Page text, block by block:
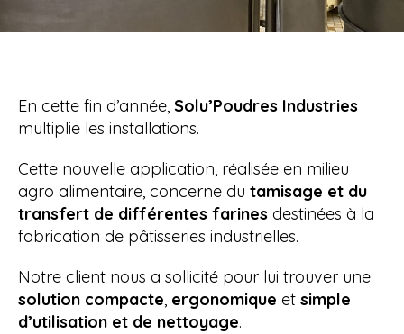
En cette fin d’année, Solu’Poudres Industries
multiplie les installations.
Cette nouvelle application, réalisée en milieu
agro alimentaire, concerne du tamisage et du
transfert de différentes farines destinées à la
fabrication de pâtisseries industrielles.
Notre client nous a sollicité pour lui trouver une
solution compacte, ergonomique et simple
d’utilisation et de nettoyage.